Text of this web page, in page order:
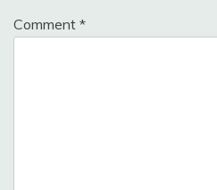
Comment *